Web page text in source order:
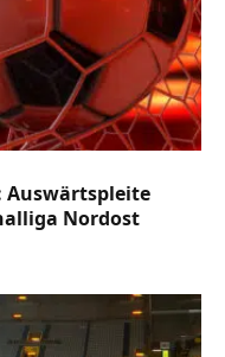
Auswärtspleite
Nordost